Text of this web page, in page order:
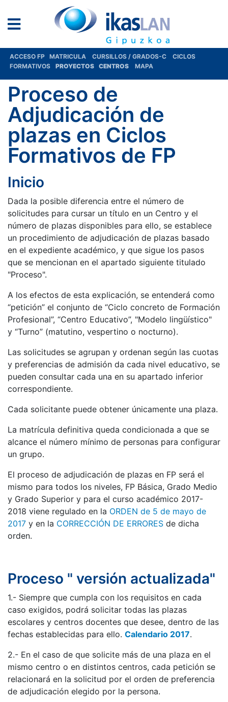
ACCESO FP MATRICULA CURSILLOS / GRADOS-C
CICLOS
FORMATIVOS
PROYECTOS CENTROS MAPA
Proceso de
Adjudicación de
plazas en Ciclos
Formativos de FP
Inicio
Dada la posible diferencia entre el número de
solicitudes para cursar un título en un Centro y el
número de plazas disponibles para ello, se establece
un procedimiento de adjudicación de plazas basado
en el expediente académico, y que sigue los pasos
que se mencionan en el apartado siguiente titulado
"Proceso".
A los efectos de esta explicación, se entenderá como
“petición” el conjunto de “Ciclo concreto de Formación
Profesional”, “Centro Educativo”, "Modelo lingüístico"
y “Turno” (matutino, vespertino o nocturno).
Las solicitudes se agrupan y ordenan según las cuotas
y preferencias de admisión da cada nivel educativo, se
pueden consultar cada una en su apartado inferior
correspondiente.
Cada solicitante puede obtener únicamente una plaza.
La matrícula definitiva queda condicionada a que se
alcance el número mínimo de personas para configurar
un grupo.
El proceso de adjudicación de plazas en FP será el
mismo para todos los niveles, FP Básica, Grado Medio
y Grado Superior y para el curso académico 2017-
2018 viene regulado en la ORDEN de 5 de mayo de
2017 y en la CORRECCIÓN DE ERRORES de dicha
orden.
Proceso " versión actualizada"
1.- Siempre que cumpla con los requisitos en cada
caso exigidos, podrá solicitar todas las plazas
escolares y centros docentes que desee, dentro de las
fechas establecidas para ello. Calendario 2017.
2.- En el caso de que solicite más de una plaza en el
mismo centro o en distintos centros, cada petición se
relacionará en la solicitud por el orden de preferencia
de adjudicación elegido por la persona.